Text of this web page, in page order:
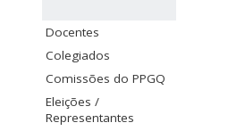
Docentes
Colegiados
Comissões do PPGQ
Eleições /
Representantes